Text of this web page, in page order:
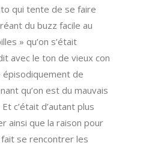
qui tente de se faire
du buzz facile au
» qu’on s’était
avec le ton de vieux con
épisodiquement de
qu’on est du mauvais
c’était d’autant plus
ainsi que la raison pour
se rencontrer les